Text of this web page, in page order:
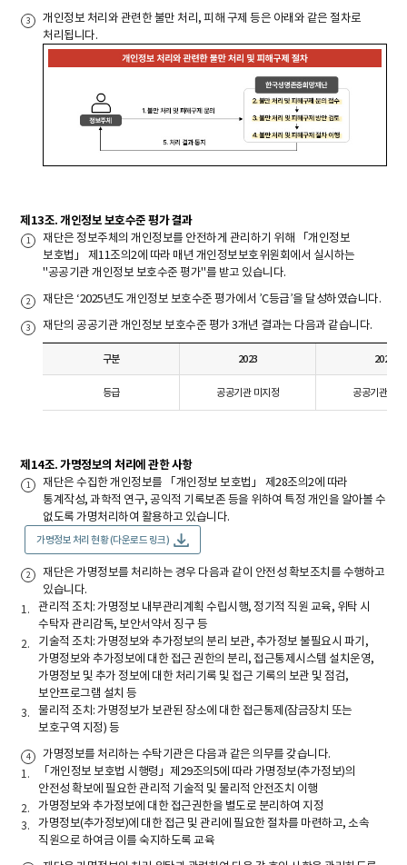
개인정보 처리와 관련한 불만 처리, 피해 구제 등은 아래와 같은 절차로
처리됩니다.
제13조. 개인정보 보호수준 평가 결과
재단은 정보주체의 개인정보를 안전하게 관리하기 위해 「개인정보
보호법」 제11조의2에 따라 매년 개인정보보호위원회에서 실시하는
"공공기관 개인정보 보호수준 평가"를 받고 있습니다.
재단은 ‘2025년도 개인정보 보호수준 평가에서 ’C등급’을 달성하였습니다.
재단의 공공기관 개인정보 보호수준 평가 3개년 결과는 다음과 같습니다.
구분 2023 2024
등급 공공기관 미지정 공공기관 미
제14조. 가명정보의 처리에 관한 사항
재단은 수집한 개인정보를 「개인정보 보호법」 제28조의2에 따라
통계작성, 과학적 연구, 공익적 기록보존 등을 위하여 특정 개인을 알아볼 수
없도록 가명처리하여 활용하고 있습니다.
가명정보 처리 현황 (다운로드 링크)
재단은 가명정보를 처리하는 경우 다음과 같이 안전성 확보조치를 수행하고
있습니다.
관리적 조치: 가명정보 내부관리계획 수립시행, 정기적 직원 교육, 위탁 시
수탁자 관리감독, 보안서약서 징구 등
기술적 조치: 가명정보와 추가정보의 분리 보관, 추가정보 불필요시 파기,
가명정보와 추가정보에 대한 접근 권한의 분리, 접근통제시스템 설치운영,
가명정보 및 추가 정보에 대한 처리기록 및 접근 기록의 보관 및 점검,
보안프로그램 설치 등
물리적 조치: 가명정보가 보관된 장소에 대한 접근통제(잠금장치 또는
보호구역 지정) 등
가명정보를 처리하는 수탁기관은 다음과 같은 의무를 갖습니다.
「개인정보 보호법 시행령」제29조의5에 따라 가명정보(추가정보)의
안전성 확보에 필요한 관리적 기술적 및 물리적 안전조치 이행
가명정보와 추가정보에 대한 접근권한을 별도로 분리하여 지정
가명정보(추가정보)에 대한 접근 및 관리에 필요한 절차를 마련하고, 소속
직원으로 하여금 이를 숙지하도록 교육